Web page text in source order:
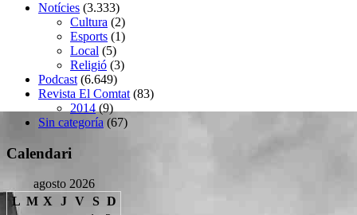
Notícies (3.333)
Cultura (2)
Esports (1)
Local (5)
Religió (3)
Podcast (6.649)
Revista El Comtat (83)
2014 (9)
Sin categoría (67)
Calendari
agosto 2026
L M X J V S D